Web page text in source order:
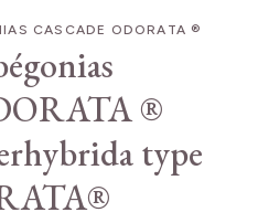
CASCADE ODORATA ®
®
type